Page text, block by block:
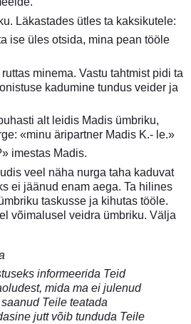
Läkastades ütles ta kaksikutele:
ise üles otsida, mina pean tööle
minema. Vastu tahtmist pidi ta
kadumine tundus veider ja
alt leidis Madis ümbriku,
«minu äripartner Madis K.- le.»
imestas Madis.
veel näha nurga taha kaduvat
ei jäänud enam aega. Ta hilines
taskusse ja kihutas tööle.
võimalusel veidra ümbriku. Välja
informeerida Teid
mida ma ei julenud
Teile teatada
jutt võib tunduda Teile